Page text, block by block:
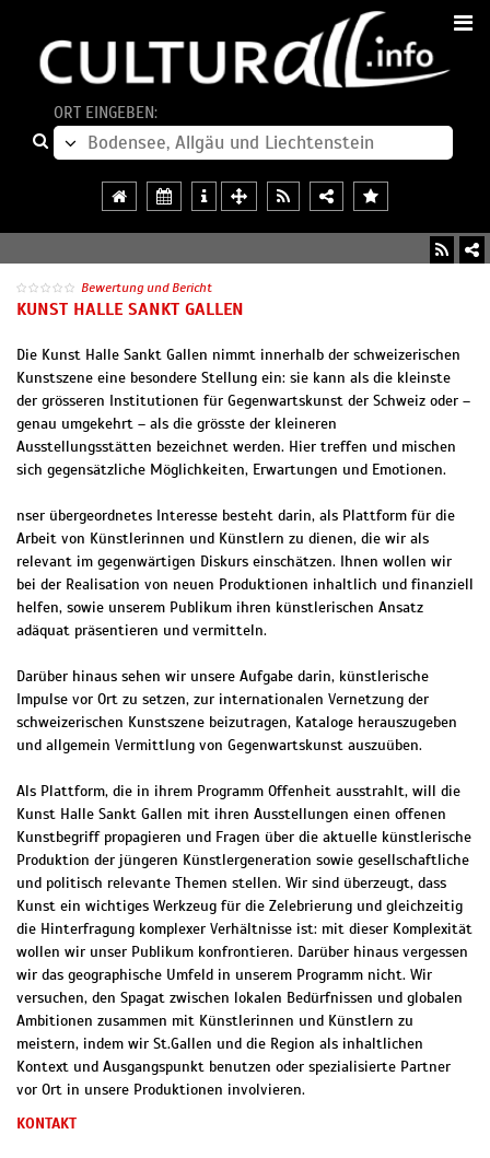
ORT EINGEBEN:
Bewertung und Bericht
KUNST HALLE SANKT GALLEN
Die Kunst Halle Sankt Gallen nimmt innerhalb der schweizerischen
Kunstszene eine besondere Stellung ein: sie kann als die kleinste
der grösseren Institutionen für Gegenwartskunst der Schweiz oder –
genau umgekehrt – als die grösste der kleineren
Ausstellungsstätten bezeichnet werden. Hier treffen und mischen
sich gegensätzliche Möglichkeiten, Erwartungen und Emotionen.
nser übergeordnetes Interesse besteht darin, als Plattform für die
Arbeit von Künstlerinnen und Künstlern zu dienen, die wir als
relevant im gegenwärtigen Diskurs einschätzen. Ihnen wollen wir
bei der Realisation von neuen Produktionen inhaltlich und finanziell
helfen, sowie unserem Publikum ihren künstlerischen Ansatz
adäquat präsentieren und vermitteln.
Darüber hinaus sehen wir unsere Aufgabe darin, künstlerische
Impulse vor Ort zu setzen, zur internationalen Vernetzung der
schweizerischen Kunstszene beizutragen, Kataloge herauszugeben
und allgemein Vermittlung von Gegenwartskunst auszuüben.
Als Plattform, die in ihrem Programm Offenheit ausstrahlt, will die
Kunst Halle Sankt Gallen mit ihren Ausstellungen einen offenen
Kunstbegriff propagieren und Fragen über die aktuelle künstlerische
Produktion der jüngeren Künstlergeneration sowie gesellschaftliche
und politisch relevante Themen stellen. Wir sind überzeugt, dass
Kunst ein wichtiges Werkzeug für die Zelebrierung und gleichzeitig
die Hinterfragung komplexer Verhältnisse ist: mit dieser Komplexität
wollen wir unser Publikum konfrontieren. Darüber hinaus vergessen
wir das geographische Umfeld in unserem Programm nicht. Wir
versuchen, den Spagat zwischen lokalen Bedürfnissen und globalen
Ambitionen zusammen mit Künstlerinnen und Künstlern zu
meistern, indem wir St.Gallen und die Region als inhaltlichen
Kontext und Ausgangspunkt benutzen oder spezialisierte Partner
vor Ort in unsere Produktionen involvieren.
KONTAKT